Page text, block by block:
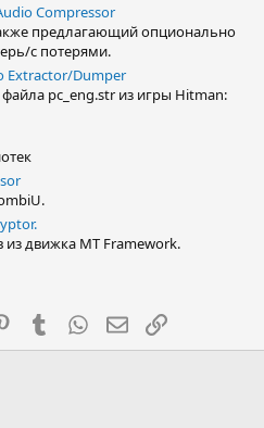
Compressor
предлагающий опционально
с потерями.
Extractor/Dumper
pc_eng.str из игры Hitman:
движка MT Framework.
PinterestTumblr WhatsApp
Электронная
Ссылка